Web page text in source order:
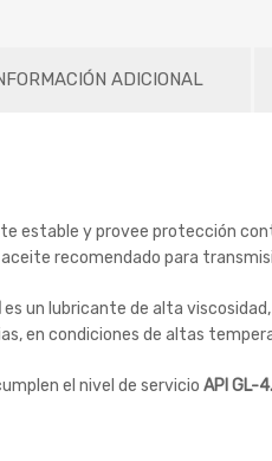
ADICIONAL
estable y provee protección
recomendado para
es un lubricante de alta
en condiciones de altas
el nivel de servicio API GL-4.